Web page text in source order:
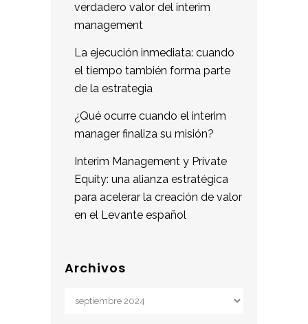
verdadero valor del interim
management
La ejecución inmediata: cuando
el tiempo también forma parte
de la estrategia
¿Qué ocurre cuando el interim
manager finaliza su misión?
Interim Management y Private
Equity: una alianza estratégica
para acelerar la creación de valor
en el Levante español
Archivos
Archivos